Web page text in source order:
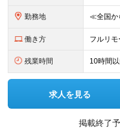
勤務地
働き方 フルリ
残業時間 10時間
求人を見る
掲載終了